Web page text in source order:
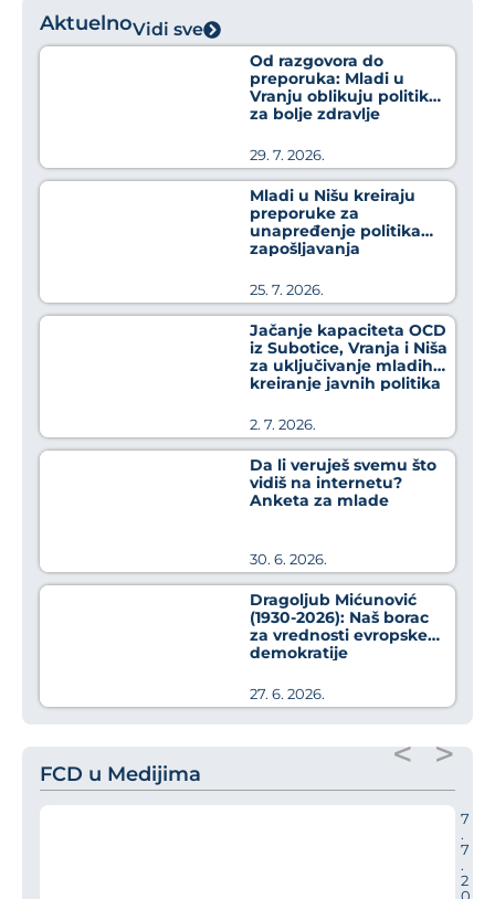
AktuelnoVidi sve
Od razgovora do
preporuka: Mladi u
Vranju oblikuju politike
za bolje zdravlje
29. 7. 2026.
Mladi u Nišu kreiraju
preporuke za
unapređenje politika
zapošljavanja
25. 7. 2026.
Jačanje kapaciteta OCD
iz Subotice, Vranja i Niša
za uključivanje mladih u
kreiranje javnih politika
2. 7. 2026.
Da li veruješ svemu što
vidiš na internetu?
Anketa za mlade
30. 6. 2026.
Dragoljub Mićunović
(1930-2026): Naš borac
za vrednosti evropske
demokratije
27. 6. 2026.
FCD u Medijima
7
.
7
.
2
0
< >